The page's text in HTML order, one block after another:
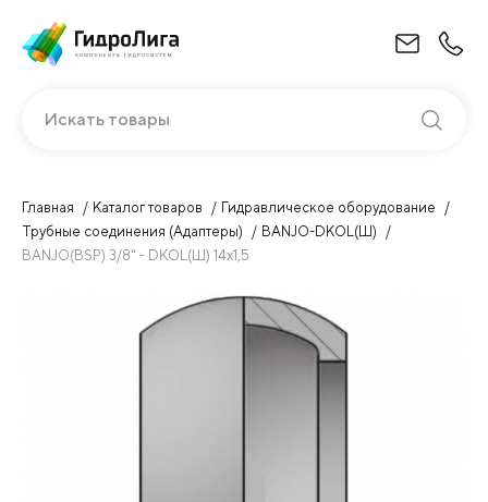
Искать товары
Главная Каталог товаров
Гидравлическое оборудование
Трубные соединения (Адаптеры)
BANJO-DKOL(Ш)
BANJO(BSP) 3/8" - DKOL(Ш) 14х1,5